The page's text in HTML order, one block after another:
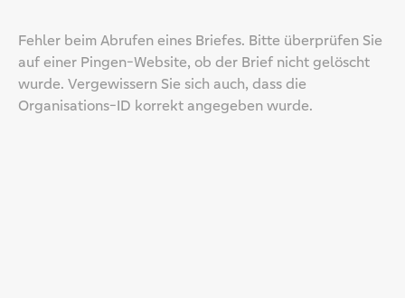
Fehler beim Abrufen eines Briefes. Bitte überprüfen Sie
auf einer Pingen-Website, ob der Brief nicht gelöscht
wurde. Vergewissern Sie sich auch, dass die
Organisations-ID korrekt angegeben wurde.